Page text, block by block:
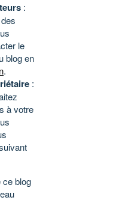
:
le
blog en
.
:
à votre
ce blog